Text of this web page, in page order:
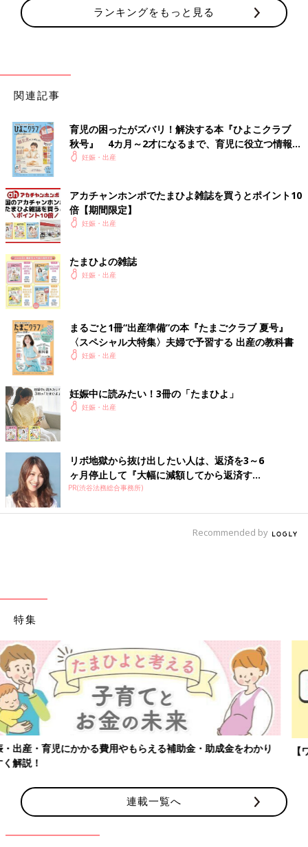
ランキングをもっと見る
関連記事
育児の困ったがズバリ！解決する本『ひよこクラブ
秋号』 4カ月～2才になるまで、育児に役立つ情報が
いっぱい！
妊娠・出産
アカチャンホンポでたまひよ雑誌を買うとポイント10
倍【期間限定】
妊娠・出産
たまひよの雑誌
妊娠・出産
まるごと1冊“出産準備”の本『たまごクラブ 夏号』
〈スペシャル大特集〉夫婦で予習する 出産の教科書
妊娠・出産
妊娠中に読みたい！3冊の「たまひよ」
妊娠・出産
リボ地獄から抜け出したい人は、返済を3～6
ヶ月停止して『大幅に減額してから返済す...
PR(渋谷法務総合事務所)
Recommended by
特集
【ワクチン接種できるものも】妊婦の感染症対策、知っておいて！
連載一覧へ